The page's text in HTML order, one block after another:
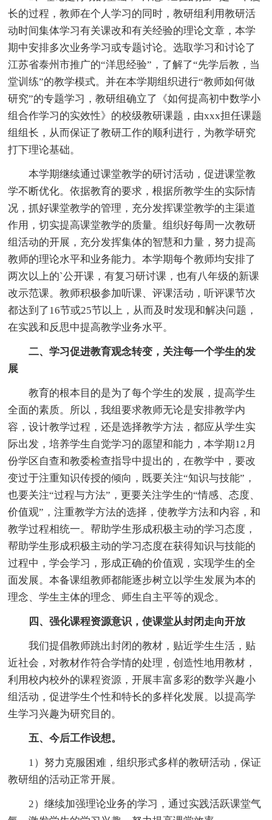
长的过程，教师在个人学习的同时，教研组利用教研活
动时间集体学习有关课改和有关经验的理论文章，本学
期中安排多次业务学习或专题讨论。选取学习和讨论了
江苏省泰州市推广的“洋思经验”，了解了“先学后教，当
堂训练”的教学模式。并在本学期组织进行“教师如何做
研究”的专题学习，教研组确立了《如何提高初中数学小
组合作学习的实效性》的校级教研课题，由xxx担任课题
组组长，从而保证了教研工作的顺利进行，为教学研究
打下理论基础。
本学期继续通过课堂教学的研讨活动，促进课堂教
学不断优化。依据教育的要求，根据所教学生的实际情
况，抓好课堂教学的管理，充分发挥课堂教学的主渠道
作用，切实提高课堂教学的质量。组织好每周一次教研
组活动的开展，充分发挥集体的智慧和力量，努力提高
教师的理论水平和业务能力。本学期每个教师均安排了
两次以上的`公开课，有复习研讨课，也有八年级的新课
改示范课。教师积极参加听课、评课活动，听评课节次
都达到了16节或25节以上，从而及时发现和解决问题，
在实践和反思中提高教学业务水平。
二、学习促进教育观念转变，关注每一个学生的发
展
教育的根本目的是为了每个学生的发展，提高学生
全面的素质。所以，我组要求教师无论是安排教学内
容，设计教学过程，还是选择教学方法，都应从学生实
际出发，培养学生自觉学习的愿望和能力，本学期12月
份学区自查和教委检查指导中提出的，在教学中，要改
变过于注重知识传授的倾向，既要关注“知识与技能”，
也要关注“过程与方法”，更要关注学生的“情感、态度、
价值观”，注重教学方法的选择，使教学方法和内容，和
教学过程相统一。帮助学生形成积极主动的学习态度，
帮助学生形成积极主动的学习态度在获得知识与技能的
过程中，学会学习，形成正确的价值观，实现学生的全
面发展。本备课组教师都能逐步树立以学生发展为本的
理念、学生主体的理念、师生自主平等的观念。
四、强化课程资源意识，使课堂从封闭走向开放
我们提倡教师跳出封闭的教材，贴近学生生活，贴
近社会，对教材作符合学情的处理，创造性地用教材，
利用校内校外的课程资源，开展丰富多彩的数学兴趣小
组活动，促进学生个性和特长的多样化发展。以提高学
生学习兴趣为研究目的。
五、今后工作设想。
1）努力克服困难，组织形式多样的教研活动，保证
教研组的活动正常开展。
2）继续加强理论业务的学习，通过实践活跃课堂气